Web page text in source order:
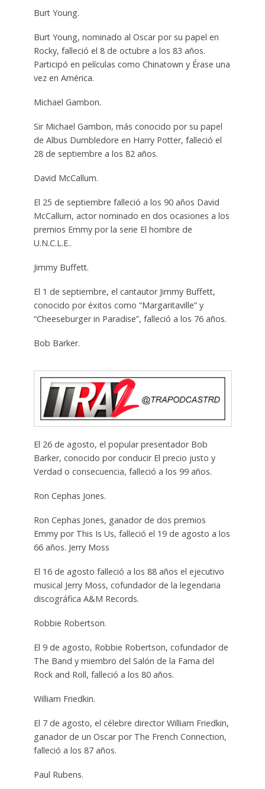
Burt Young.
Burt Young, nominado al Oscar por su papel en
Rocky, falleció el 8 de octubre a los 83 años.
Participó en películas como Chinatown y Érase una
vez en América.
Michael Gambon.
Sir Michael Gambon, más conocido por su papel
de Albus Dumbledore en Harry Potter, falleció el
28 de septiembre a los 82 años.
David McCallum.
El 25 de septiembre falleció a los 90 años David
McCallum, actor nominado en dos ocasiones a los
premios Emmy por la serie El hombre de
U.N.C.L.E..
Jimmy Buffett.
El 1 de septiembre, el cantautor Jimmy Buffett,
conocido por éxitos como “Margaritaville” y
“Cheeseburger in Paradise”, falleció a los 76 años.
Bob Barker.
El 26 de agosto, el popular presentador Bob
Barker, conocido por conducir El precio justo y
Verdad o consecuencia, falleció a los 99 años.
Ron Cephas Jones.
Ron Cephas Jones, ganador de dos premios
Emmy por This Is Us, falleció el 19 de agosto a los
66 años. Jerry Moss
El 16 de agosto falleció a los 88 años el ejecutivo
musical Jerry Moss, cofundador de la legendaria
discográfica A&M Records.
Robbie Robertson.
El 9 de agosto, Robbie Robertson, cofundador de
The Band y miembro del Salón de la Fama del
Rock and Roll, falleció a los 80 años.
William Friedkin.
El 7 de agosto, el célebre director William Friedkin,
ganador de un Oscar por The French Connection,
falleció a los 87 años.
Paul Rubens.